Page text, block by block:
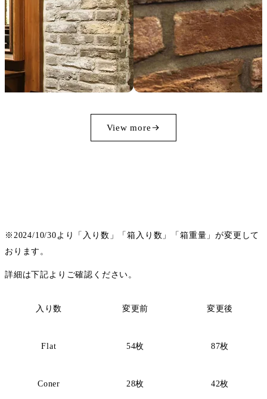
View more
※2024/10/30より「入り数」「箱入り数」「箱重量」が変更して
おります。
詳細は下記よりご確認ください。
入り数 変更前 変更後
Flat 54枚 87枚
Coner 28枚 42枚